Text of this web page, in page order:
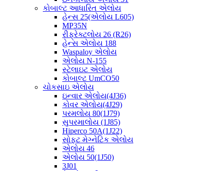
કોબાલ્ટ આધારિત એલોય
હેન્સ 25(એલોય L605)
MP35N
રીફ્રેક્ટલોય 26 (R26)
હેન્સ એલોય 188
Waspaloy એલોય
એલોય N-155
સ્ટેલાઇટ એલોય
કોબાલ્ટ UmCO50
ચોકસાઇ એલોય
ઇન્વાર એલોય(4J36)
કોવર એલોય(4J29)
પરમલોય 80(1J79)
સુપરમાલોય (1J85)
Hiperco 50A(1J22)
સોફ્ટ મેગ્નેટિક એલોય
એલોય 46
એલોય 50(1J50)
3J01